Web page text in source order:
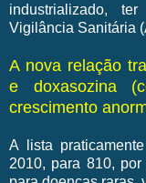
industrializado,
Vigilância Sanitária
A nova relação
e doxasozina
crescimento
A lista
2010, para 810,